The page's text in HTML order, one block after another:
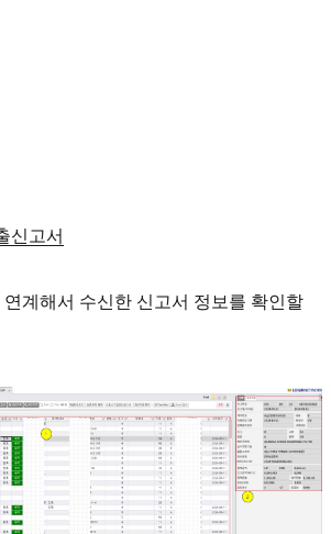
신고서
계해서 수신한 신고서 정보를 확인할